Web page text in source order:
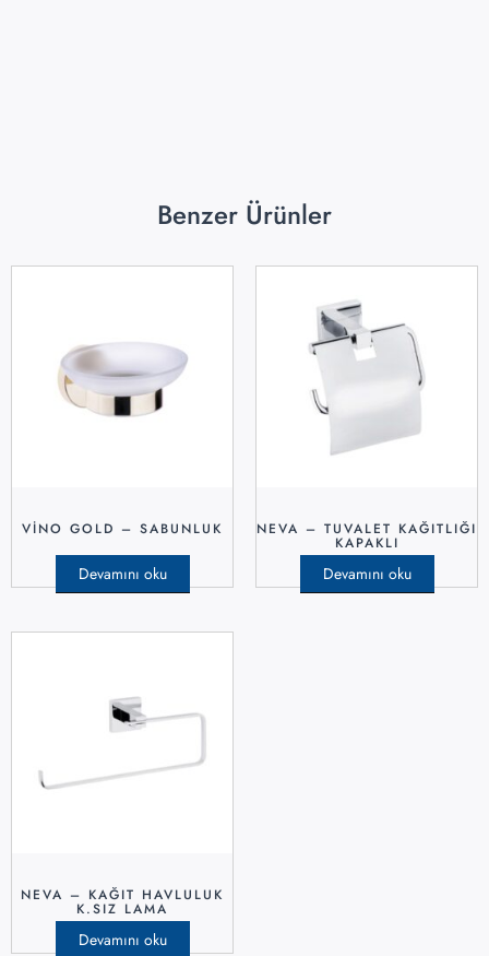
Benzer Ürünler
VINO GOLD – SABUNLUK
Devamını oku
NEVA – TUVALET KAĞITLIĞI
KAPAKLI
Devamını oku
NEVA – KAĞIT HAVLULUK
K.SIZ LAMA
Devamını oku